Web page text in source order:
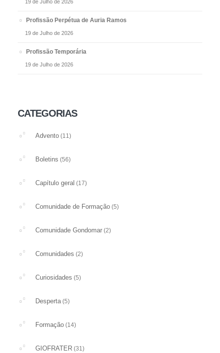
19 de Julho de 2026
Profissão Perpétua de Auria Ramos
19 de Julho de 2026
Profissão Temporária
19 de Julho de 2026
CATEGORIAS
Advento (11)
Boletins (56)
Capítulo geral (17)
Comunidade de Formação (5)
Comunidade Gondomar (2)
Comunidades (2)
Curiosidades (5)
Desperta(5)
Formação (14)
GIOFRATER (31)